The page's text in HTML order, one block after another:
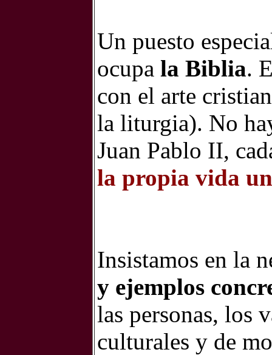
Un puesto
ocupa la Biblia.
con el arte
la liturgia). No
Juan Pablo II,
la propia vida
Insistamos en la
y ejemplos
las personas, los
culturales y de